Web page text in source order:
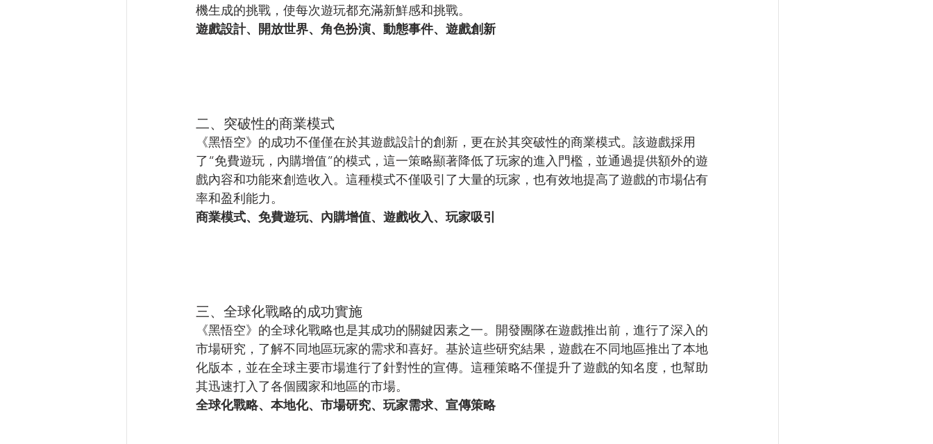
機生成的挑戰，使每次遊玩都充滿新鮮感和挑戰。
遊戲設計、開放世界、角色扮演、動態事件、遊戲創新
二、突破性的商業模式
《黑悟空》的成功不僅僅在於其遊戲設計的創新，更在於其突破性的商業模式。該遊戲採用
了“免費遊玩，內購增值”的模式，這一策略顯著降低了玩家的進入門檻，並通過提供額外的遊
戲內容和功能來創造收入。這種模式不僅吸引了大量的玩家，也有效地提高了遊戲的市場佔有
率和盈利能力。
商業模式、免費遊玩、內購增值、遊戲收入、玩家吸引
三、全球化戰略的成功實施
《黑悟空》的全球化戰略也是其成功的關鍵因素之一。開發團隊在遊戲推出前，進行了深入的
市場研究，了解不同地區玩家的需求和喜好。基於這些研究結果，遊戲在不同地區推出了本地
化版本，並在全球主要市場進行了針對性的宣傳。這種策略不僅提升了遊戲的知名度，也幫助
其迅速打入了各個國家和地區的市場。
全球化戰略、本地化、市場研究、玩家需求、宣傳策略